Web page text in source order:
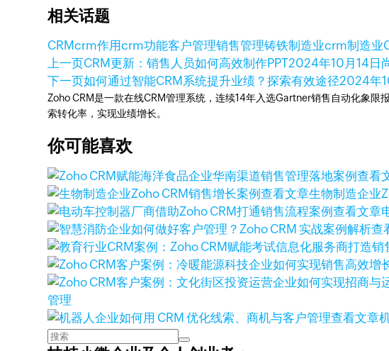
相关话题
CRMcrm作用crm功能客户管理销售管理铸铁制造业crm制造业
上一页CRM更新：销售人员如何高效制作PPT2024年10月14日
下一页如何通过智能CRM系统提升业绩？探索有效途径2024年
Zoho CRM是一款在线CRM管理系统，连续14年入选Gartner销售自动化象
索转化率，实现业绩增长。
你可能喜欢
查看
查看文章生物制造企业
查看文章
查
管理
查看文章